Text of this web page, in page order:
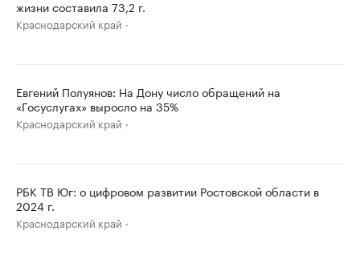
жизни составила 73,2 г.
Краснодарский край
Евгений Полуянов: На Дону число обращений на
«Госуслугах» выросло на 35%
Краснодарский край
РБК ТВ Юг: о цифровом развитии Ростовской области в
2024 г.
Краснодарский край